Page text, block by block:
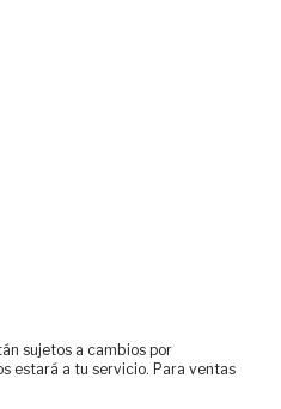
sujetos a cambios por
estará a tu servicio. Para ventas